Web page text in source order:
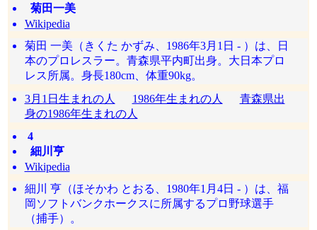
菊田一美
Wikipedia
菊田 一美（きくた かずみ、1986年3月1日 - ）は、日
本のプロレスラー。青森県平内町出身。大日本プロ
レス所属。身長180cm、体重90kg。
3月1日生まれの人
1986年生まれの人
青森県出
身の1986年生まれの人
4
細川亨
Wikipedia
細川 亨（ほそかわ とおる、1980年1月4日 - ）は、福
岡ソフトバンクホークスに所属するプロ野球選手
（捕手）。